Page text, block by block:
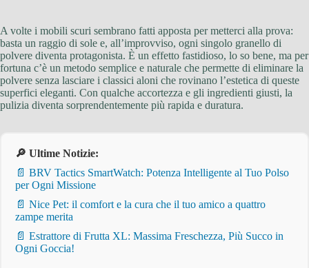
A volte i mobili scuri sembrano fatti apposta per metterci alla prova:
basta un raggio di sole e, all’improvviso, ogni singolo granello di
polvere diventa protagonista. È un effetto fastidioso, lo so bene, ma per
fortuna c’è un metodo semplice e naturale che permette di eliminare la
polvere senza lasciare i classici aloni che rovinano l’estetica di queste
superfici eleganti. Con qualche accortezza e gli ingredienti giusti, la
pulizia diventa sorprendentemente più rapida e duratura.
🔎 Ultime Notizie:
📄 BRV Tactics SmartWatch: Potenza Intelligente al Tuo Polso
per Ogni Missione
📄 Nice Pet: il comfort e la cura che il tuo amico a quattro
zampe merita
📄 Estrattore di Frutta XL: Massima Freschezza, Più Succo in
Ogni Goccia!